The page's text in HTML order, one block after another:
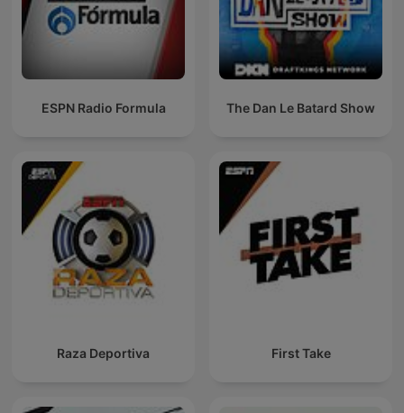
ESPN Radio Formula The Dan Le Batard Show
Raza Deportiva First Take